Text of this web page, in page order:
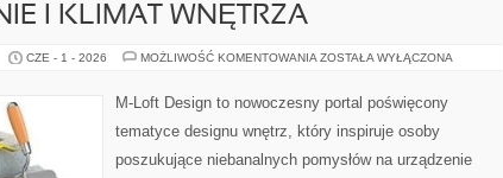
I KLIMAT WNĘTRZA
CZE - 1 - 2026 MOŻLIWOŚĆ KOMENTOWANIA OŚWIETLENIE
WNĘTRZA
ZOSTAŁA WYŁĄCZONA
M-Loft Design to nowoczesny portal poświęcony
tematyce designu wnętrz, który inspiruje osoby
poszukujące niebanalnych pomysłów na urządzenie